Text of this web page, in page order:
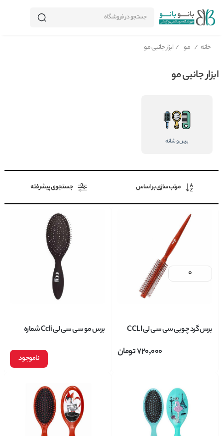
جستجو در فروشگاه
خانه / مو / ابزار جانبی مو
ابزار جانبی مو
برس و شانه
مرتب سازی بر اساس جستجوی پیشرفته
برس گرد چوبی سی سی لی CCLI
720,000تومان
برس مو سی سی لی Ccli شماره
ناموجود